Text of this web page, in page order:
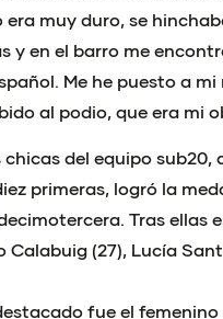
muy duro, se
y en el barro me
Me he puesto a
al podio, que era mi
del equipo sub20,
primeras, logró la
Tras ellas
Calabuig (27), Lucía
fue el